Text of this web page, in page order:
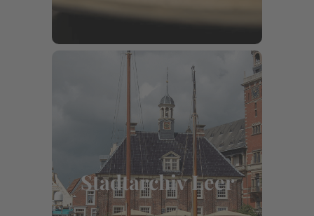
Stadtarchiv Leer
Stadtarchiv Leer
Rathausstraße 1, 26789 Leer